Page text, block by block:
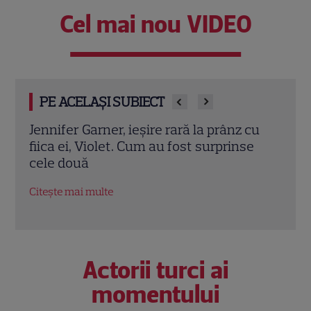
Cel mai nou VIDEO
PE ACELAȘI SUBIECT
Eren Kasikci, fost câștigător MasterChef
Turcia, a murit la 37 de ani. Bucătarul a
fost găsit fără viață în locuința sa
Citește mai multe
Actorii turci ai
momentului